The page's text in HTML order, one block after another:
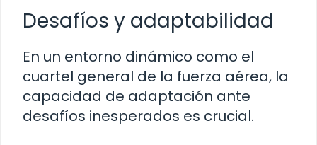
Desafíos y adaptabilidad
En un entorno dinámico como el
cuartel general de la fuerza aérea, la
capacidad de adaptación ante
desafíos inesperados es crucial.